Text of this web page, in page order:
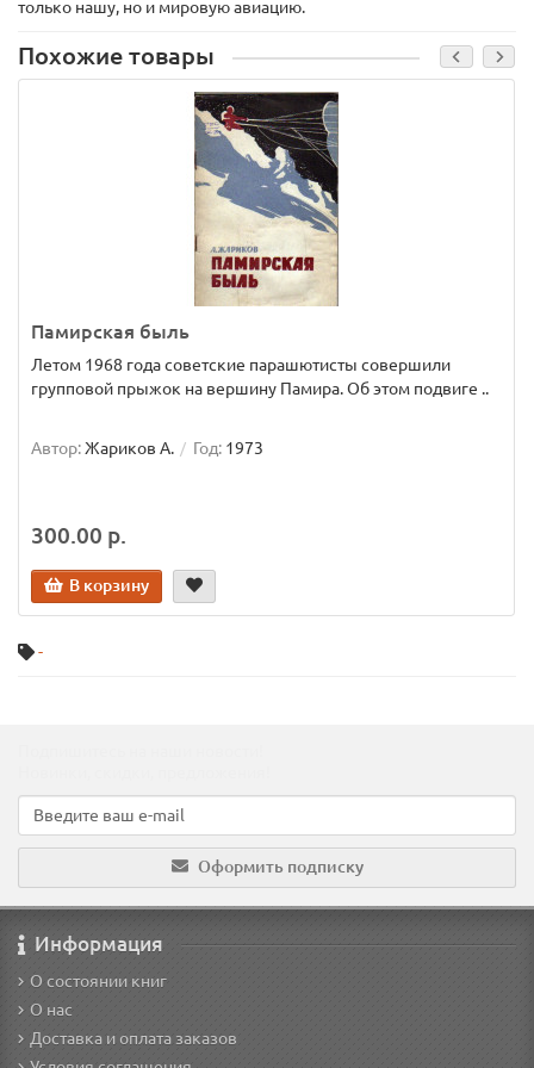
только нашу, но и мировую авиацию.
Похожие товары
Памирская быль
Летом 1968 года советские парашютисты совершили
групповой прыжок на вершину Памира. Об этом подвиге ..
Автор:Жариков А. Год: 1973
300.00 р.
В корзину
-
Оформить подписку
Информация
О состоянии книг
О нас
Доставка и оплата заказов